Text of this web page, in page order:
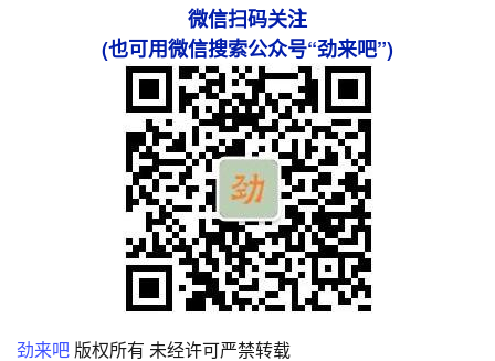
微信扫码关注
(也可用微信搜索公众号“劲来吧”)
劲来吧 版权所有 未经许可严禁转载